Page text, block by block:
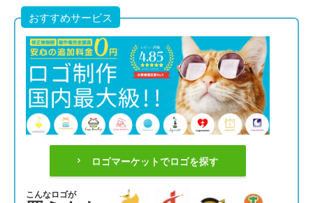
おすすめサービス
ロゴマーケットでロゴを探す
こんなロゴが